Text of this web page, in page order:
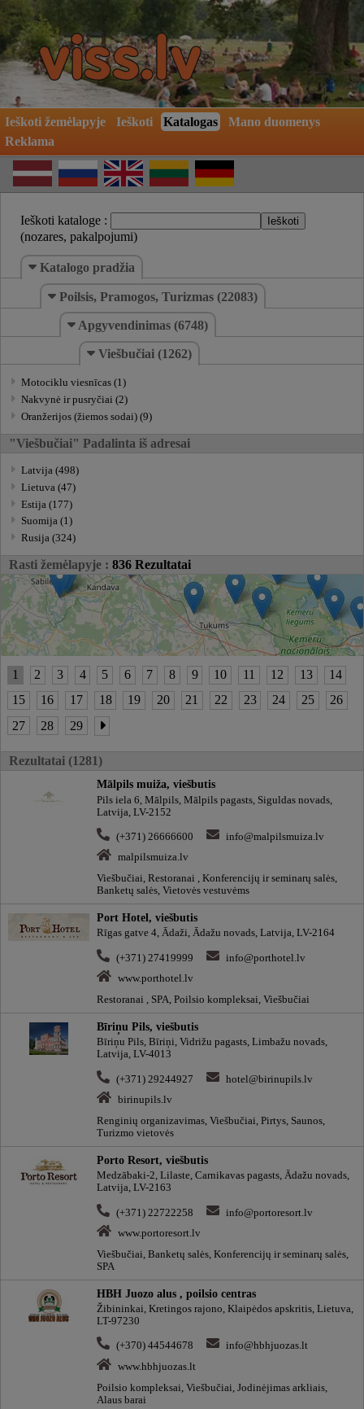
Ieškoti žemėlapyje Ieškoti Katalogas
Mano duomenys
Reklama
Ieškoti kataloge :
(nozares, pakalpojumi)
Katalogo pradžia
Poilsis, Pramogos, Turizmas (22083)
Apgyvendinimas (6748)
Viešbučiai (1262)
Motociklu viesnīcas (1)
Nakvynė ir pusryčiai (2)
Oranžerijos (žiemos sodai) (9)
"Viešbučiai" Padalinta iš adresai
Latvija (498)
Lietuva (47)
Estija (177)
Suomija (1)
Rusija (324)
Rasti žemėlapyje : 836 Rezultatai
1 2 3 4 5 6 7 8 9 10 11 12 13
14
15
16 17 18 19 20 21 22 23 24 25
26
27
28 29
Rezultatai (1281)
Mālpils muiža, viešbutis
Pils iela 6, Mālpils, Mālpils pagasts, Siguldas novads,
Latvija, LV-2152
(+371) 26666600
info@malpilsmuiza.lv
malpilsmuiza.lv
Viešbučiai, Restoranai , Konferencijų ir seminarų salės,
Banketų salės, Vietovės vestuvėms
Port Hotel, viešbutis
Rīgas gatve 4, Ādaži, Ādažu novads, Latvija, LV-2164
(+371) 27419999
info@porthotel.lv
www.porthotel.lv
Restoranai , SPA, Poilsio kompleksai, Viešbučiai
Bīriņu Pils, viešbutis
Bīriņu Pils, Bīriņi, Vidrižu pagasts, Limbažu novads,
Latvija, LV-4013
(+371) 29244927
hotel@birinupils.lv
birinupils.lv
Renginių organizavimas, Viešbučiai, Pirtys, Saunos,
Turizmo vietovės
Porto Resort, viešbutis
Medzābaki-2, Lilaste, Carnikavas pagasts, Ādažu novads,
Latvija, LV-2163
(+371) 22722258
info@portoresort.lv
www.portoresort.lv
Viešbučiai, Banketų salės, Konferencijų ir seminarų salės,
SPA
HBH Juozo alus , poilsio centras
Žibininkai, Kretingos rajono, Klaipėdos apskritis, Lietuva,
LT-97230
(+370) 44544678
info@hbhjuozas.lt
www.hbhjuozas.lt
Poilsio kompleksai, Viešbučiai, Jodinėjimas arkliais,
Alaus barai